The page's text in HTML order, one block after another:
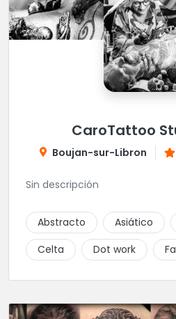
CaroTattoo
Boujan-sur-Libron
Sin descripción
Abstracto Asiático
Celta
Dot work